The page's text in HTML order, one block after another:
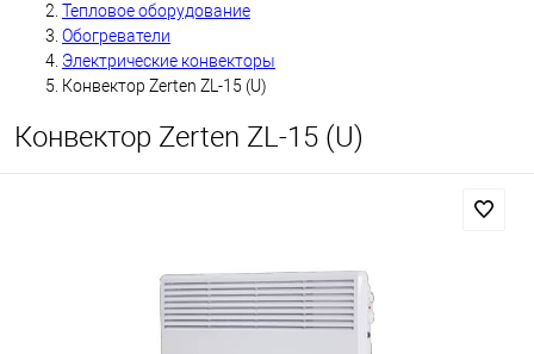
Тепловое оборудование
Обогреватели
Электрические конвекторы
Конвектор Zerten ZL-15 (U)
Конвектор Zerten ZL-15 (U)